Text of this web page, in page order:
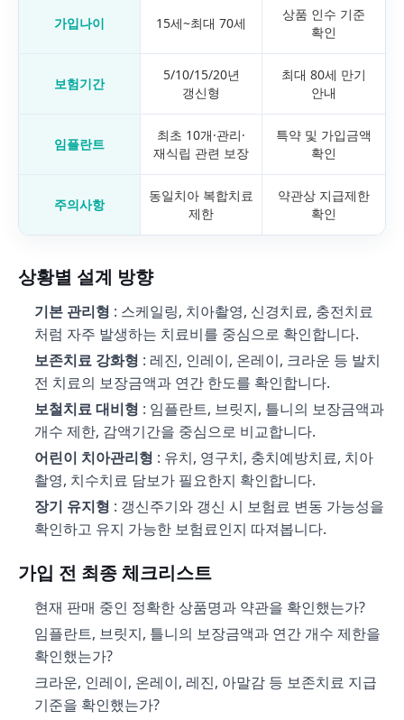
가입나이 15세~최대 70세
상품 인수 기준
확인
보험기간
5/10/15/20년
갱신형
최대 80세 만기
안내
임플란트
최초 10개·관리·
재식립 관련 보장
특약 및 가입금액
확인
주의사항
동일치아 복합치료
제한
약관상 지급제한
확인
상황별 설계 방향
기본 관리형 : 스케일링, 치아촬영, 신경치료, 충전치료
처럼 자주 발생하는 치료비를 중심으로 확인합니다.
보존치료 강화형 : 레진, 인레이, 온레이, 크라운 등 발치
전 치료의 보장금액과 연간 한도를 확인합니다.
보철치료 대비형 : 임플란트, 브릿지, 틀니의 보장금액과
개수 제한, 감액기간을 중심으로 비교합니다.
어린이 치아관리형 : 유치, 영구치, 충치예방치료, 치아
촬영, 치수치료 담보가 필요한지 확인합니다.
장기 유지형 : 갱신주기와 갱신 시 보험료 변동 가능성을
확인하고 유지 가능한 보험료인지 따져봅니다.
가입 전 최종 체크리스트
현재 판매 중인 정확한 상품명과 약관을 확인했는가?
임플란트, 브릿지, 틀니의 보장금액과 연간 개수 제한을
확인했는가?
크라운, 인레이, 온레이, 레진, 아말감 등 보존치료 지급
기준을 확인했는가?